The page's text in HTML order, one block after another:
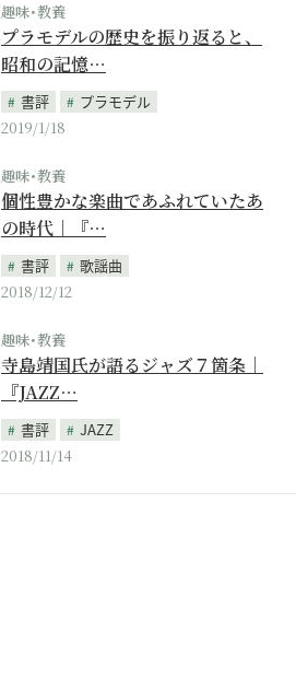
趣味･教養
プラモデルの歴史を振り返ると、
昭和の記憶…
書評
プラモデル
2019/1/18
趣味･教養
個性豊かな楽曲であふれていたあ
の時代｜『…
書評
歌謡曲
2018/12/12
趣味･教養
寺島靖国氏が語るジャズ７箇条｜
『JAZZ…
書評
JAZZ
2018/11/14